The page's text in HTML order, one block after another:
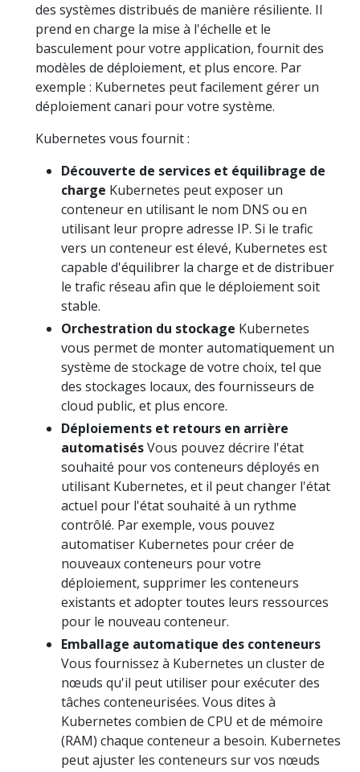
des systèmes distribués de manière résiliente. Il
prend en charge la mise à l'échelle et le
basculement pour votre application, fournit des
modèles de déploiement, et plus encore. Par
exemple : Kubernetes peut facilement gérer un
déploiement canari pour votre système.
Kubernetes vous fournit :
Découverte de services et équilibrage de
charge Kubernetes peut exposer un
conteneur en utilisant le nom DNS ou en
utilisant leur propre adresse IP. Si le trafic
vers un conteneur est élevé, Kubernetes est
capable d'équilibrer la charge et de distribuer
le trafic réseau afin que le déploiement soit
stable.
Orchestration du stockage Kubernetes
vous permet de monter automatiquement un
système de stockage de votre choix, tel que
des stockages locaux, des fournisseurs de
cloud public, et plus encore.
Déploiements et retours en arrière
automatisésVous pouvez décrire l'état
souhaité pour vos conteneurs déployés en
utilisant Kubernetes, et il peut changer l'état
actuel pour l'état souhaité à un rythme
contrôlé. Par exemple, vous pouvez
automatiser Kubernetes pour créer de
nouveaux conteneurs pour votre
déploiement, supprimer les conteneurs
existants et adopter toutes leurs ressources
pour le nouveau conteneur.
Emballage automatique des conteneurs
Vous fournissez à Kubernetes un cluster de
nœuds qu'il peut utiliser pour exécuter des
tâches conteneurisées. Vous dites à
Kubernetes combien de CPU et de mémoire
(RAM) chaque conteneur a besoin. Kubernetes
peut ajuster les conteneurs sur vos nœuds